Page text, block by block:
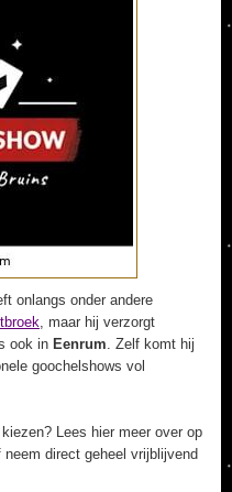
onlangs onder andere
, maar hij verzorgt
ook in Eenrum. Zelf komt hij
goochelshows vol
Lees hier meer over op
direct geheel vrijblijvend